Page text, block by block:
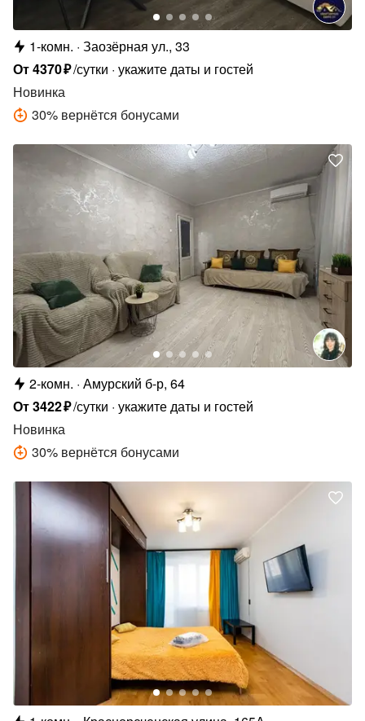
1-комн. Заозёрная ул., 33
От4370₽/сутки укажите даты и гостей
Новинка
30% вернётся бонусами
2-комн. Амурский б-р, 64
От3422₽/сутки укажите даты и гостей
Новинка
30% вернётся бонусами